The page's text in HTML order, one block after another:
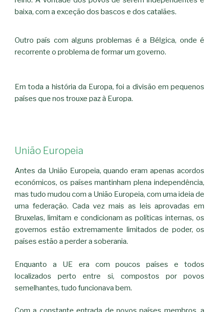
baixa, com a exceção dos bascos e dos catalães.
Outro país com alguns problemas é a Bélgica, onde é
recorrente o problema de formar um governo.
Em toda a história da Europa, foi a divisão em pequenos
países que nos trouxe paz à Europa.
União Europeia
Antes da União Europeia, quando eram apenas acordos
económicos, os países mantinham plena independência,
mas tudo mudou com a União Europeia, com uma ideia de
uma federação. Cada vez mais as leis aprovadas em
Bruxelas, limitam e condicionam as políticas internas, os
governos estão extremamente limitados de poder, os
países estão a perder a soberania.
Enquanto a UE era com poucos países e todos
localizados perto entre si, compostos por povos
semelhantes, tudo funcionava bem.